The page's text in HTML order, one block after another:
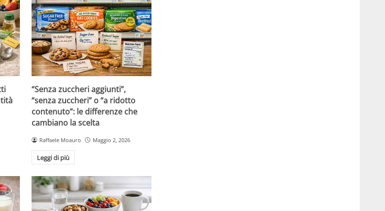
“Senza zuccheri aggiunti”,
“senza zuccheri” o “a ridotto
contenuto”: le differenze che
cambiano la scelta
Raffaele Moauro Maggio 2, 2026
Leggi di più